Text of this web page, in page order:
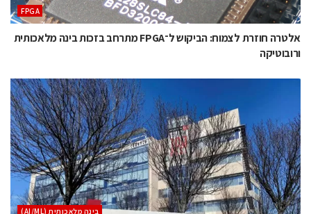
‫‪FPGA‬‬
אלטרה חוזרת לצמוח: הביקוש ל־FPGA מתרחב בזכות בינה מלאכותית
ורובוטיקה
בינה מלאכותית (AI/ML)